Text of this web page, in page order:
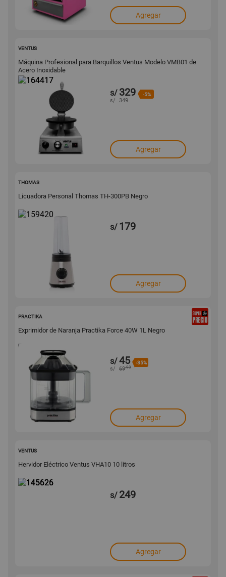
Agregar
VENTUS
Máquina Profesional para Barquillos Ventus Modelo VMB01 de
Acero Inoxidable
s/ 329 -5%
s/ 349
Agregar
THOMAS
Licuadora Personal Thomas TH-300PB Negro
s/ 179
Agregar
PRACTIKA
Exprimidor de Naranja Practika Force 40W 1L Negro
s/45 -35%
s/ 69.90
Agregar
VENTUS
Hervidor Eléctrico Ventus VHA10 10 litros
s/ 249
Agregar